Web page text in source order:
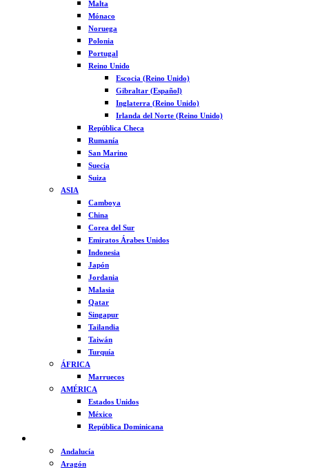
Malta
Mónaco
Noruega
Polonia
Portugal
Reino Unido
Escocia (Reino Unido)
Gibraltar (Español)
Inglaterra (Reino Unido)
Irlanda del Norte (Reino Unido)
República Checa
Rumanía
San Marino
Suecia
Suiza
ASIA
Camboya
China
Corea del Sur
Emiratos Árabes Unidos
Indonesia
Japón
Jordania
Malasia
Qatar
Singapur
Tailandia
Taiwán
Turquía
ÁFRICA
Marruecos
AMÉRICA
Estados Unidos
México
República Dominicana
Andalucía
Aragón